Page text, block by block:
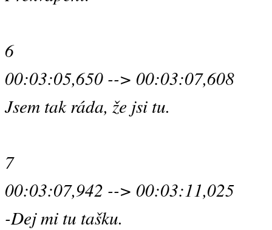
6
00:03:05,650 --> 00:03:07,608
Jsem tak ráda, že jsi tu.
7
00:03:07,942 --> 00:03:11,025
-Dej mi tu tašku.